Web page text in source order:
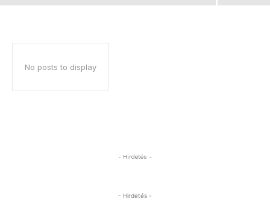
No posts to display
- Hirdetés -
- Hirdetés -